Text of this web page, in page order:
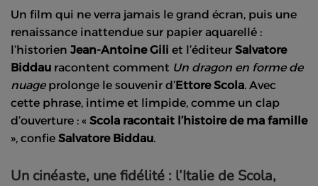
Un film qui ne verra jamais le grand écran, puis une
renaissance inattendue sur papier aquarellé :
l’historien Jean-Antoine Gili et l’éditeur Salvatore
Biddau racontent comment Un dragon en forme de
nuageprolonge le souvenir d’Ettore Scola. Avec
cette phrase, intime et limpide, comme un clap
d’ouverture : « Scola racontait l’histoire de ma famille
», confie Salvatore Biddau.
Un cinéaste, une fidélité : l’Italie de Scola,